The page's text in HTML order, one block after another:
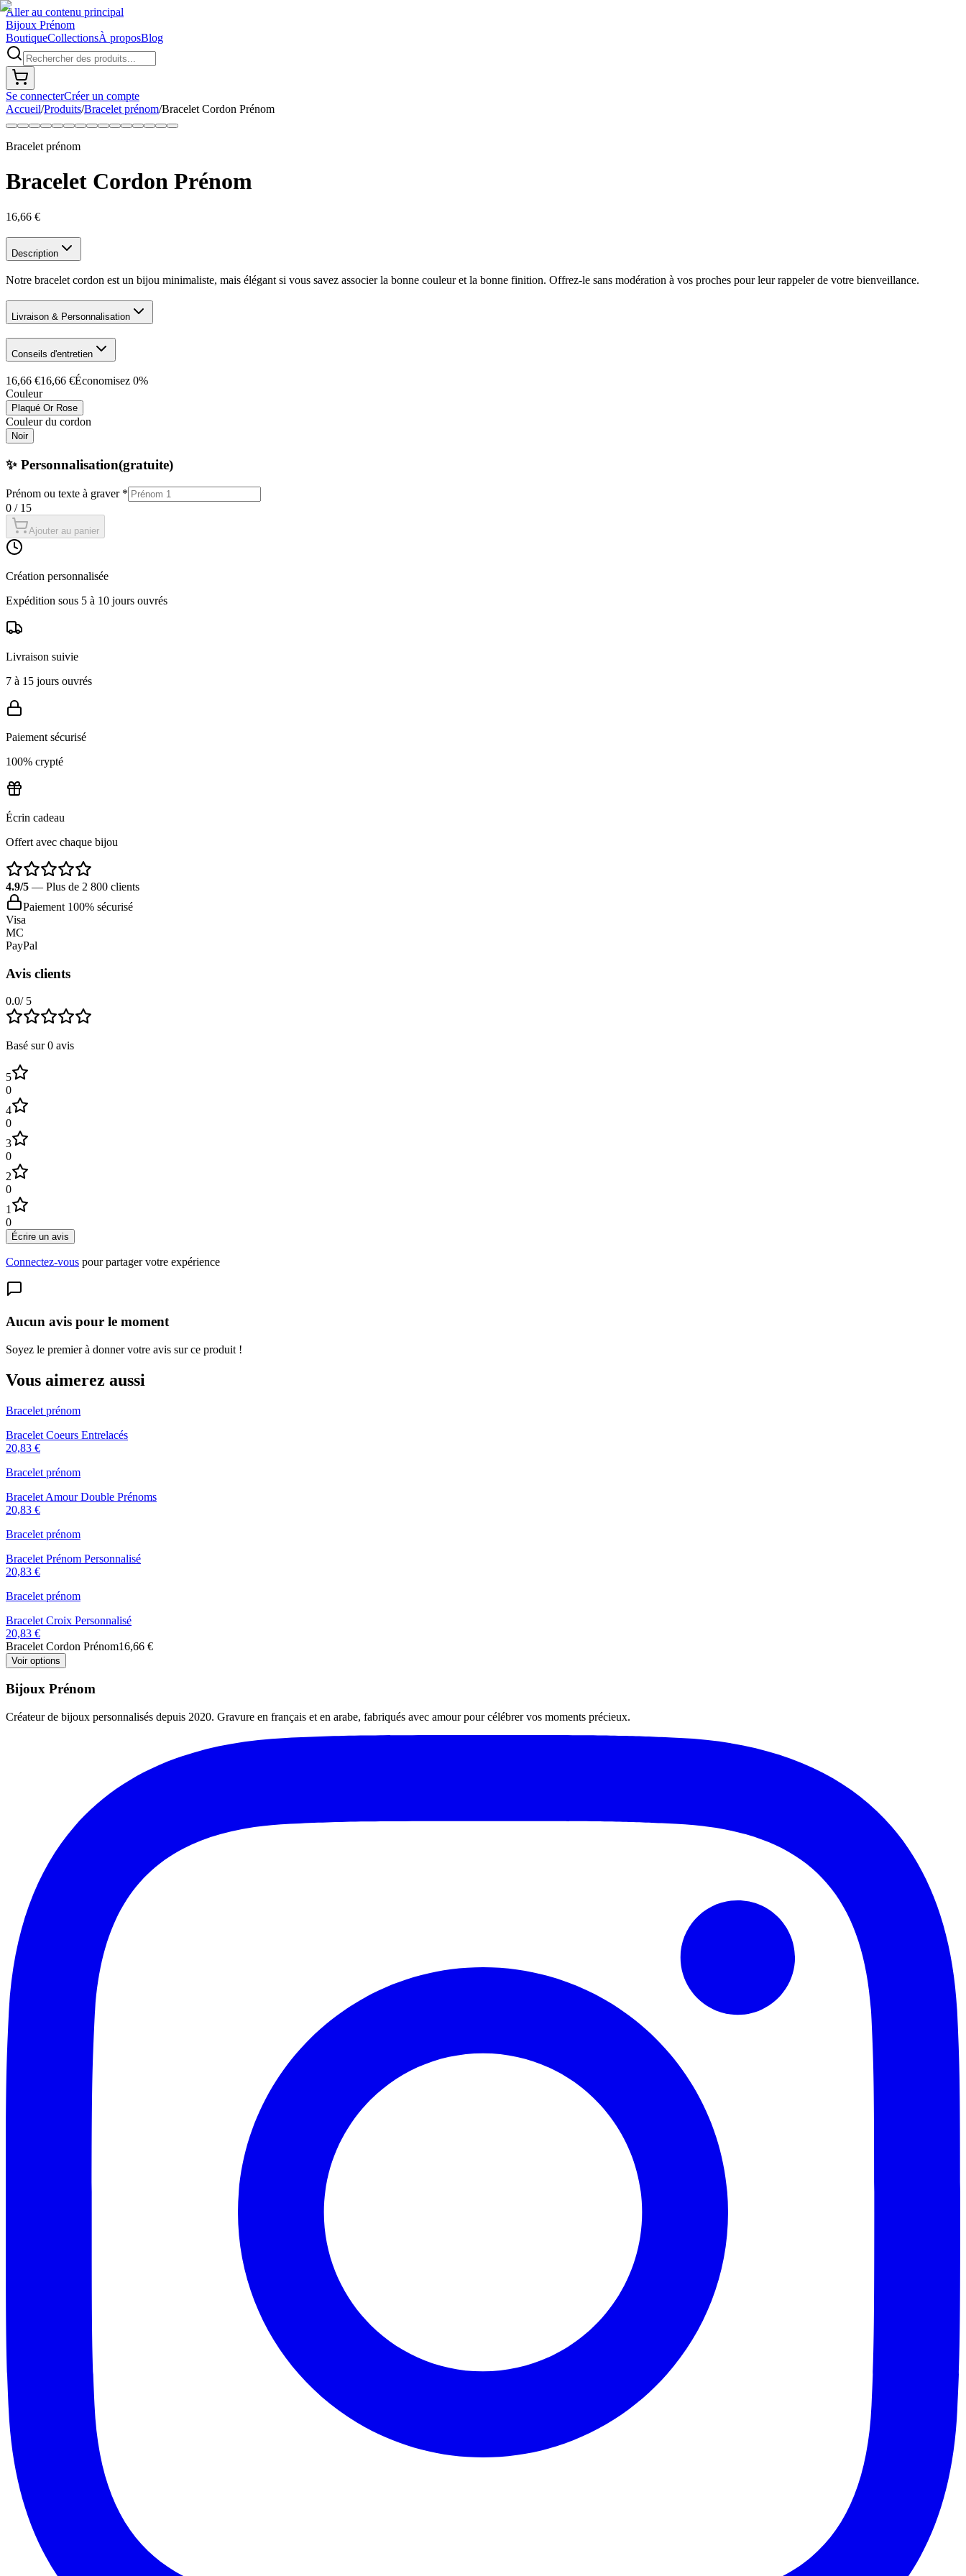
Aller au contenu principal
Bijoux Prénom
BoutiqueCollectionsÀ proposBlog
Se connecterCréer un compte
Accueil/Produits/Bracelet prénom/Bracelet Cordon Prénom
Bracelet prénom
Bracelet Cordon Prénom
16,66 €
Description
Notre bracelet cordon est un bijou minimaliste, mais élégant si vous savez associer la bonne couleur et la bonne finition. Offrez-le sans modération à vos proches pour leur rappeler de votre bienveillance.
Livraison & Personnalisation
Conseils d'entretien
16,66 €16,66 €Économisez 0%
Couleur
Plaqué Or Rose
Couleur du cordon
Noir
✨ Personnalisation(gratuite)
Prénom ou texte à graver *
0 / 15
Ajouter au panier
Création personnalisée
Expédition sous 5 à 10 jours ouvrés
Livraison suivie
7 à 15 jours ouvrés
Paiement sécurisé
100% crypté
Écrin cadeau
Offert avec chaque bijou
4.9/5 — Plus de 2 800 clients
Paiement 100% sécurisé
Visa
MC
PayPal
Avis clients
0.0/ 5
Basé sur0 avis
5
0
4
0
3
0
2
0
1
0
Écrire un avis
Connectez-vous pour partager votre expérience
Aucun avis pour le moment
Soyez le premier à donner votre avis sur ce produit !
Vous aimerez aussi
Bracelet prénom
Bracelet Coeurs Entrelacés
20,83 €
Bracelet prénom
Bracelet Amour Double Prénoms
20,83 €
Bracelet prénom
Bracelet Prénom Personnalisé
20,83 €
Bracelet prénom
Bracelet Croix Personnalisé
20,83 €
Bracelet Cordon Prénom16,66 €
Voir options
Bijoux Prénom
Créateur de bijoux personnalisés depuis 2020. Gravure en français et en arabe, fabriqués avec amour pour célébrer vos moments précieux.